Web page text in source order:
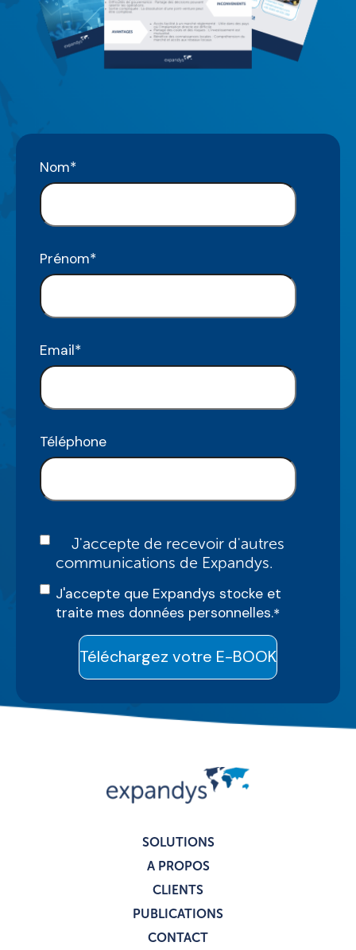
Nom*
Prénom*
Email*
Téléphone
J'accepte de recevoir d'autres
communications de Expandys.
J'accepte que Expandys stocke et
traite mes données personnelles.*
SOLUTIONS
A PROPOS
CLIENTS
PUBLICATIONS
CONTACT